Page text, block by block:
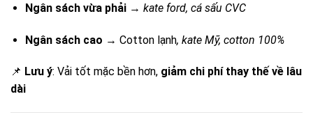
Ngân sách vừa phải→ kate ford, cá sấu CVC
Ngân sách cao → Cotton lạnh, kate Mỹ, cotton 100%
📌 Lưu ý: Vải tốt mặc bền hơn, giảm chi phí thay thế về lâu
dài